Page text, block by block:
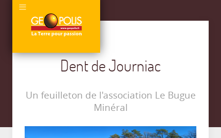
Dent de Journiac
Un feuilleton de l'association Le Bugue
Minéral